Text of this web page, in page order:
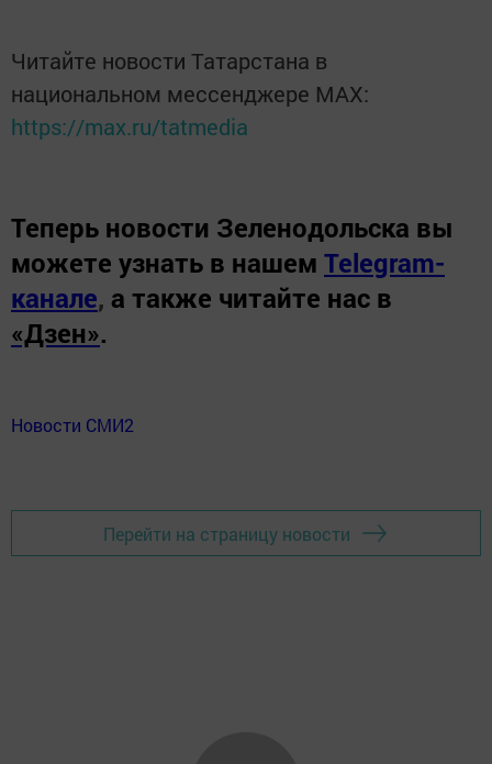
Читайте новости Татарстана в
национальном мессенджере MАХ:
https://max.ru/tatmedia
Теперь новости Зеленодольска вы
можете узнать в нашем Telegram-
канале, а также читайте нас в
«Дзен».
Новости СМИ2
Перейти на страницу новости